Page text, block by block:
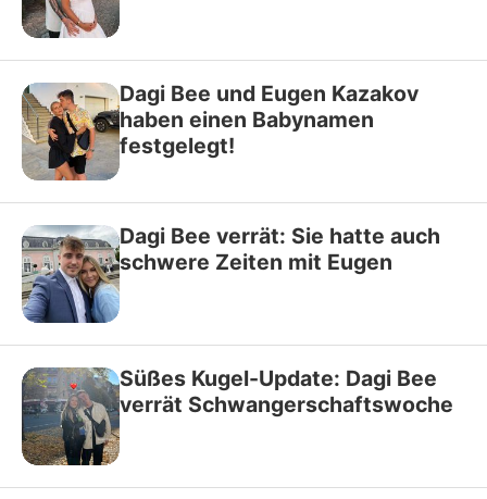
Dagi Bee und Eugen Kazakov
haben einen Babynamen
festgelegt!
Dagi Bee verrät: Sie hatte auch
schwere Zeiten mit Eugen
Süßes Kugel-Update: Dagi Bee
verrät Schwangerschaftswoche